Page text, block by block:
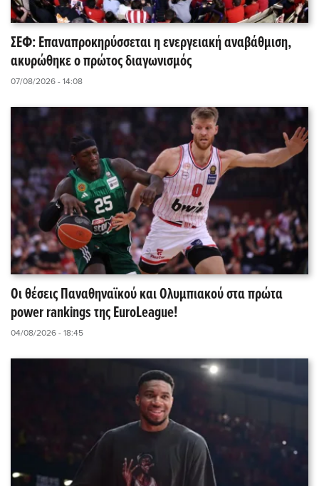
ΣΕΦ: Επαναπροκηρύσσεται η ενεργειακή αναβάθμιση,
ακυρώθηκε ο πρώτος διαγωνισμός
07/08/2026 - 14:08
Οι θέσεις Παναθηναϊκού και Ολυμπιακού στα πρώτα
power rankings της EuroLeague!
04/08/2026 - 18:45